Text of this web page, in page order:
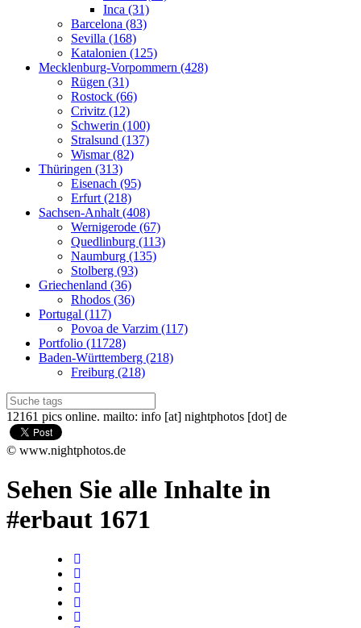
Inca (31)
Barcelona (83)
Sevilla (168)
Katalonien (125)
Mecklenburg-Vorpommern (428)
Rügen (31)
Rostock (66)
Crivitz (12)
Schwerin (100)
Stralsund (137)
Wismar (82)
Thüringen (313)
Eisenach (95)
Erfurt (218)
Sachsen-Anhalt (408)
Wernigerode (67)
Quedlinburg (113)
Naumburg (135)
Stolberg (93)
Griechenland (36)
Rhodos (36)
Portugal (117)
Povoa de Varzim (117)
Portfolio (11728)
Baden-Württemberg (218)
Freiburg (218)
12161 pics online. mailto: info [at] nightphotos [dot] de
© www.nightphotos.de
Sehen Sie alle Inhalte in
#erbaut 1671